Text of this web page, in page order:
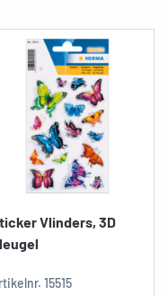
Vlinders, 3D
15515